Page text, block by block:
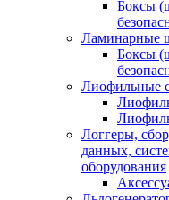
Боксы
Ламинарные
Боксы
Лиофильные
Логгеры,
данных,
оборудования